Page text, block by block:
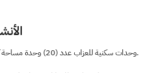
1-وحدات سكنية للعزاب عدد (20) وحدة مساحة كل وحدة (50م 2).​